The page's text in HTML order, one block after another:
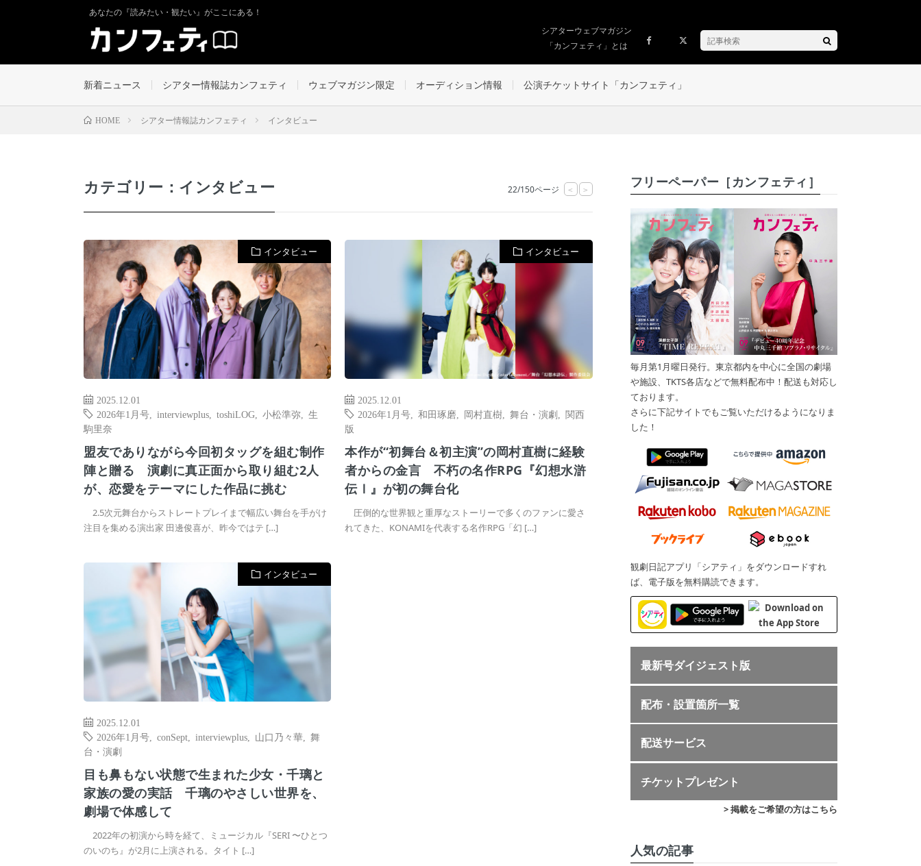
あなたの『読みたい・観たい』がここにある！
シアターウェブマガジン
「カンフェティ」とは
新着ニュース シアター情報誌カンフェティ ウェブマガジン限定 オーディション情報 公演チケットサイト「カンフェティ」
HOME シアター情報誌カンフェティ インタビュー
カテゴリー：インタビュー 22/150ページ < >
インタビュー
2025.12.01
2026年1月号
interviewplus toshiLOG 小松準弥
生
駒里奈
盟友でありながら今回初タッグを組む制作
陣と贈る 演劇に真正面から取り組む2人
が、恋愛をテーマにした作品に挑む
2.5次元舞台からストレートプレイまで幅広い舞台を手がけ
注目を集める演出家 田邊俊喜が、昨今ではテ […]
インタビュー
2025.12.01
2026年1月号 ,和田琢磨 岡村直樹 ,舞台・演劇
関西
版
本作が“初舞台＆初主演”の岡村直樹に経験
者からの金言 不朽の名作RPG『幻想水滸
伝Ⅰ』が初の舞台化
圧倒的な世界観と重厚なストーリーで多くのファンに愛さ
れてきた、KONAMIを代表する名作RPG「幻 […]
インタビュー
2025.12.01
2026年1月号
conSept interviewplus 山口乃々華
舞
台・演劇
目も鼻もない状態で生まれた少女・千璃と
家族の愛の実話 千璃のやさしい世界を、
劇場で体感して
2022年の初演から時を経て、ミュージカル『SERI 〜ひとつ
のいのち』が2月に上演される。タイト […]
フリーペーパー［カンフェティ］
毎月第1月曜日発行。東京都内を中心に全国の劇場
や施設、TKTS各店などで無料配布中！配送も対応し
ております。
さらに下記サイトでもご覧いただけるようになりま
した！
観劇日記アプリ「シアティ」をダウンロードすれ
ば、電子版を無料購読できます。
最新号ダイジェスト版
配布・設置箇所一覧
配送サービス
チケットプレゼント
> 掲載をご希望の方はこちら
人気の記事